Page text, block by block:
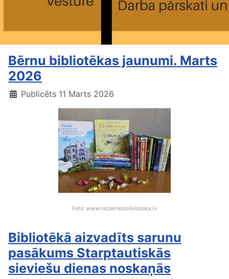
Bērnu bibliotēkas jaunumi. Marts
2026
Publicēts 11 Marts 2026
Foto: www.rezeknesbiblioteka.lv
Bibliotēkā aizvadīts sarunu
pasākums Starptautiskās
sieviešu dienas noskaņās